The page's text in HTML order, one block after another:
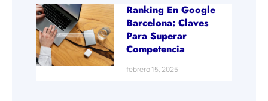
Ranking En Google
Barcelona: Claves
Para Superar
Competencia
febrero 15, 2025